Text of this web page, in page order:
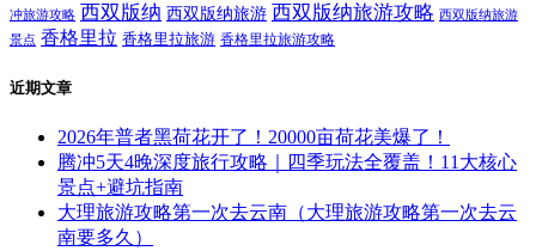
冲旅游攻略 西双版纳 西双版纳旅游 西双版纳旅游攻略 西双版纳旅游
景点 香格里拉 香格里拉旅游 香格里拉旅游攻略
近期文章
2026年普者黑荷花开了！20000亩荷花美爆了！
腾冲5天4晚深度旅行攻略｜四季玩法全覆盖！11大核心
景点+避坑指南
大理旅游攻略第一次去云南（大理旅游攻略第一次去云
南要多久）